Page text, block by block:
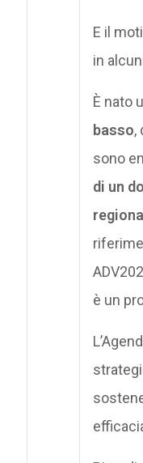
E il
in
È nato
basso,
sono
di un
è un